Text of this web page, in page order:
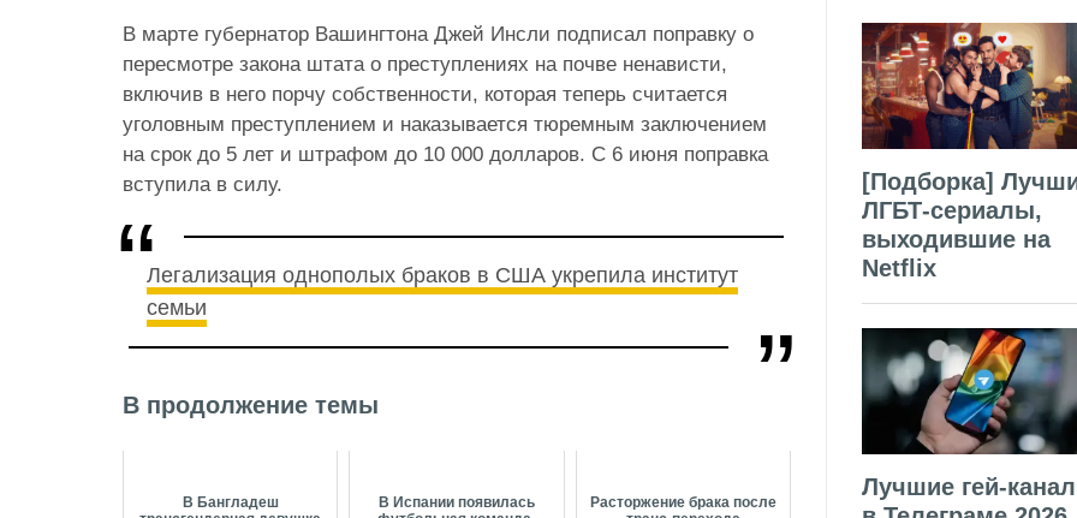
В марте губернатор Вашингтона Джей Инсли подписал поправку о
пересмотре закона штата о преступлениях на почве ненависти,
включив в него порчу собственности, которая теперь считается
уголовным преступлением и наказывается тюремным заключением
на срок до 5 лет и штрафом до 10 000 долларов. С 6 июня поправка
вступила в силу.
Легализация однополых браков в США укрепила институт
семьи
В продолжение темы
В Бангладеш
В Испании появилась
Расторжение брака после
[Подборка]
ЛГБТ-сериалы,
выходившие на
Netflix
Лучшие гей-